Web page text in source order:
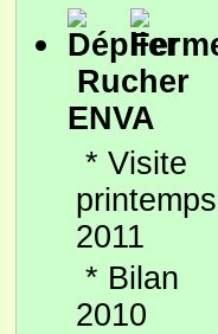
Rucher
ENVA
* Visite
printemps
2011
* Bilan
2010